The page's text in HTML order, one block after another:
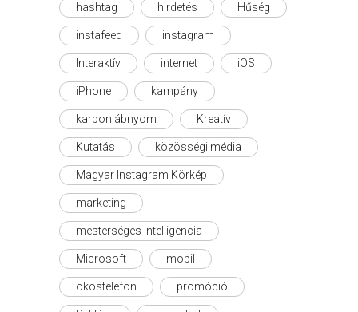
hashtag hirdetés Hűség
instafeed instagram
Interaktív internet iOS
iPhone kampány
karbonlábnyom Kreatív
Kutatás közösségi média
Magyar Instagram Körkép
marketing
mesterséges intelligencia
Microsoft mobil
okostelefon promóció